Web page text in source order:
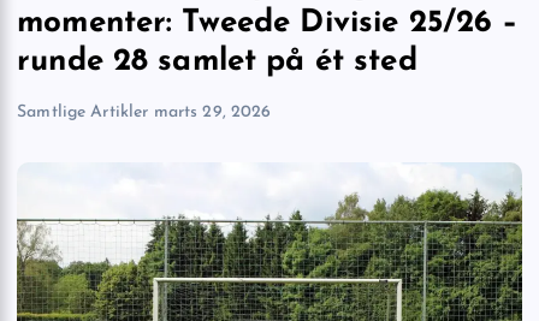
momenter: Tweede Divisie 25/26 –
runde 28 samlet på ét sted
Samtlige Artikler marts 29, 2026